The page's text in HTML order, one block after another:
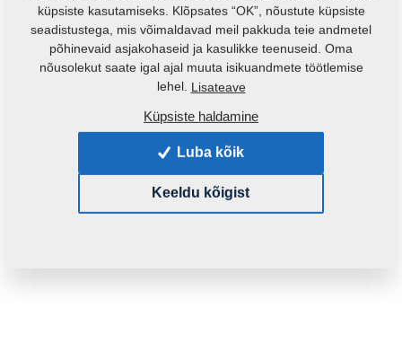
küpsiste kasutamiseks. Klõpsates “OK”, nõustute küpsiste
seadistustega, mis võimaldavad meil pakkuda teie andmetel
põhinevaid asjakohaseid ja kasulikke teenuseid. Oma
nõusolekut saate igal ajal muuta isikuandmete töötlemise
lehel. Lisateave
Küpsiste haldamine
Luba kõik
Keeldu kõigist